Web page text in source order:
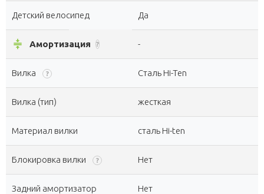
Детский велосипед Да
compress Амортизация ? -
Вилка ? Сталь Hi-Ten
Вилка (тип) жесткая
Материал вилки сталь Hi-ten
Блокировка вилки ? Нет
Задний амортизатор Нет